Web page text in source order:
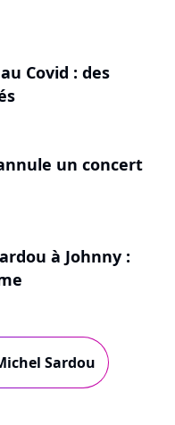
Covid : des
un concert
à Johnny :
Sardou